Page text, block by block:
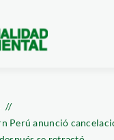
Perú anunció